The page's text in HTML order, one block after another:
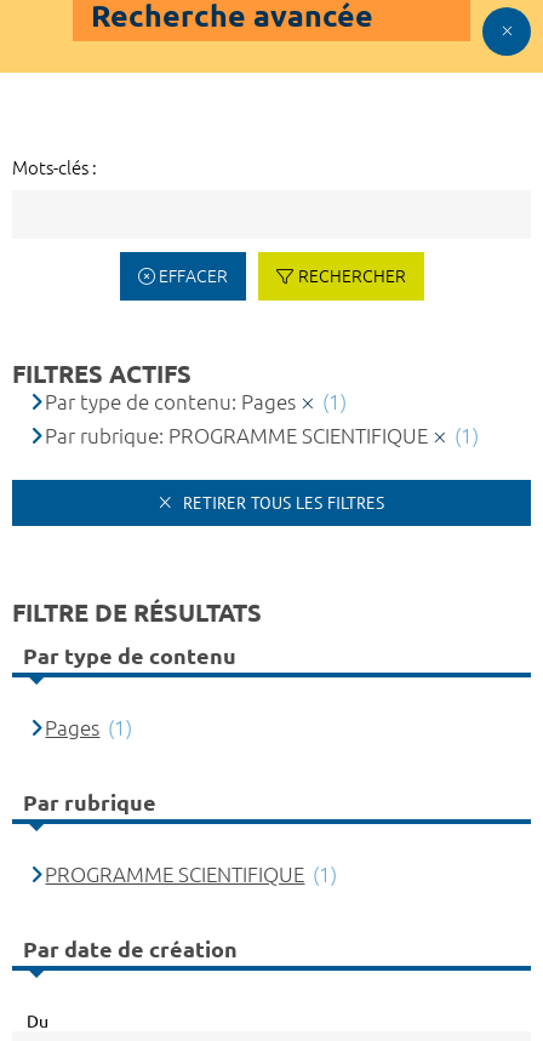
Recherche avancée
Mots-clés :
EFFACER RECHERCHER
FILTRES ACTIFS
Par type de contenu: Pages
(1)
Par rubrique: PROGRAMME SCIENTIFIQUE
(1)
RETIRER TOUS LES FILTRES
FILTRE DE RÉSULTATS
Par type de contenu
Pages (1)
Par rubrique
PROGRAMME SCIENTIFIQUE (1)
Par date de création
Du